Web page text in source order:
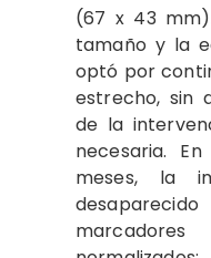
(67 x 43
tamaño y la
optó por
estrecho, sin
de la
necesaria.
meses, la